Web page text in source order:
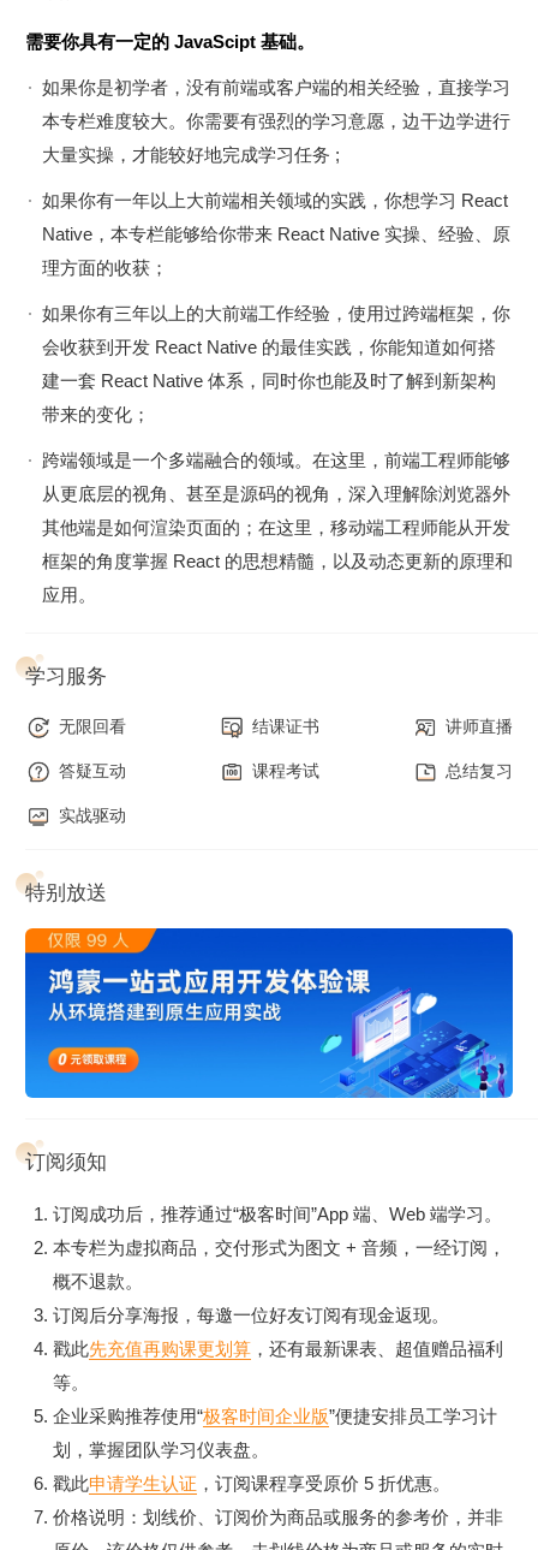
建设做贡献，提升自己的架构能力。这一阶段的内容主要包括
三部分：
第一部分：React Native 核心基础篇。这一部分主要是打牢
基础。老师会带你深入学习 React 和 React Native 的基础知
识，让你能够成功搭建一个 React Native 页面。
第二部分：React Native 社区生态篇。这一部分主要是帮你
开阔眼界，了解社区有哪些成熟方案，需要时能够拿来即用。
同时也让你能够借助 React Native 生态中最常用的几个工
具，搭建一个完整的 React Native 应用。
第三部分：React Native 基础设施建设篇。这一部分，老师
会从技术应用层面，给你介绍从构建 React Native 混合应用
到热更新，再到性能调优的全过程，让你能为团队搭建基础设
施建设出谋献策，提升你的架构能力。
在动态更新阶段，也就是常规更新阶段结束之后，我们会以每
月一讲的频率，持续一年 帮你跟踪 React Native 新架构的最
新进展，并和你聊聊和 React Native 新架构相关的最前沿的
Skia、React Native SSR 等等，助你第一时间把握前沿技术
需要你具有一定的 JavaScipt 基础。
如果你是初学者，没有前端或客户端的相关经验，直接学习
本专栏难度较大。你需要有强烈的学习意愿，边干边学进行
大量实操，才能较好地完成学习任务 ;
如果你有一年以上大前端相关领域的实践，你想学习 React
Native，本专栏能够给你带来 React Native 实操、经验、原
理方面的收获；
如果你有三年以上的大前端工作经验，使用过跨端框架，你
会收获到开发 React Native 的最佳实践，你能知道如何搭
建一套 React Native 体系，同时你也能及时了解到新架构
带来的变化；
跨端领域是一个多端融合的领域。在这里，前端工程师能够
从更底层的视角、甚至是源码的视角，深入理解除浏览器外
其他端是如何渲染页面的；在这里，移动端工程师能从开发
框架的角度掌握 React 的思想精髓，以及动态更新的原理和
应用。
学习服务
无限回看 结课证书 讲师直播
答疑互动 课程考试 总结复习
实战驱动
特别放送
订阅须知
订阅成功后，推荐通过“极客时间”App 端、Web 端学习。
本专栏为虚拟商品，交付形式为图文 + 音频，一经订阅，
概不退款。
订阅后分享海报，每邀一位好友订阅有现金返现。
戳此先充值再购课更划算 ，还有最新课表、超值赠品福利
等。
企业采购推荐使用“极客时间企业版”便捷安排员工学习计
划，掌握团队学习仪表盘。
戳此申请学生认证 ，订阅课程享受原价 5 折优惠。
价格说明：划线价、订阅价为商品或服务的参考价，并非